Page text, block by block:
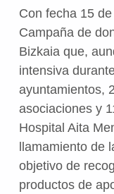
Con fecha 15
Campaña de
Bizkaia que,
intensiva
ayuntamientos,
asociaciones y
Hospital Aita
llamamiento de
objetivo de
productos de